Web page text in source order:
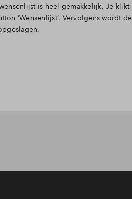
is heel gemakkelijk. Je klikt
‘Wensenlijst’. Vervolgens wordt de